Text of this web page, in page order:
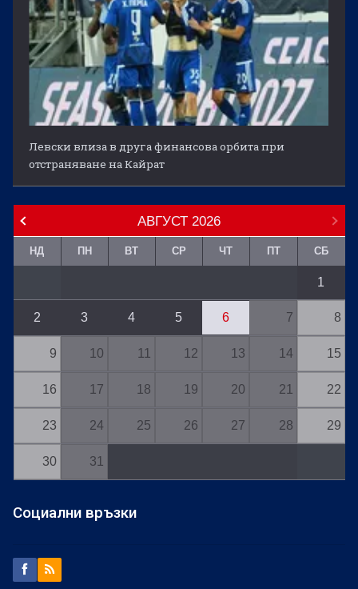
Левски влиза в друга финансова орбита при
отстраняване на Кайрат
АВГУСТ 2026
НД ПН ВТ СР ЧТ ПТ СБ
1
2 3 4 5 6 7 8
9 10 11 12 13 14 15
16 17 18 19 20 21 22
23 24 25 26 27 28 29
30 31
Социални връзки